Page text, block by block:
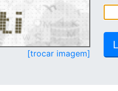
[trocar imagem]